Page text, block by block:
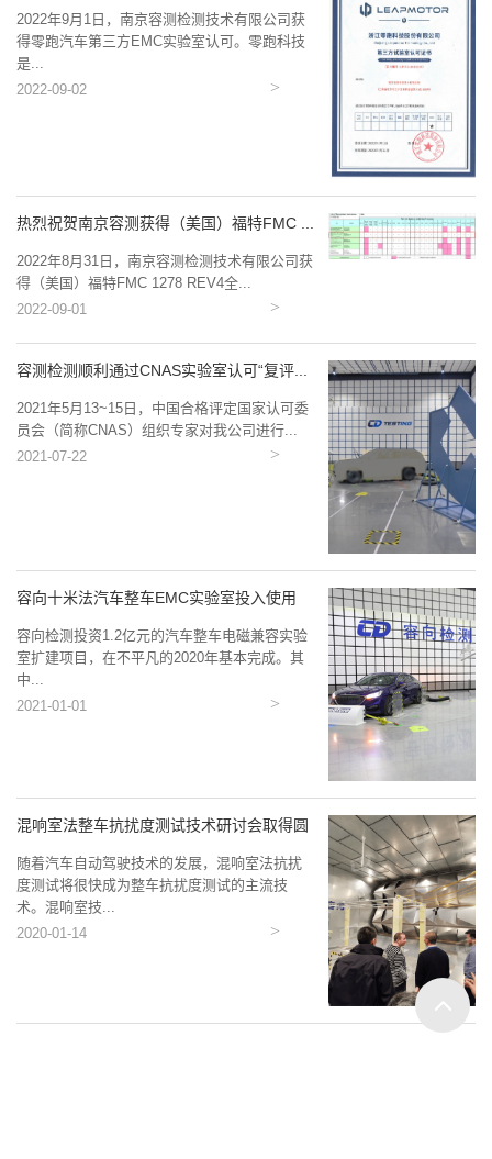
2022年9月1日，南京容测检测技术有限公司获
得零跑汽车第三方EMC实验室认可。零跑科技
是...
2022-09-02
热烈祝贺南京容测获得（美国）福特FMC ...
2022年8月31日，南京容测检测技术有限公司获
得（美国）福特FMC 1278 REV4全...
2022-09-01
容测检测顺利通过CNAS实验室认可“复评...
2021年5月13~15日，中国合格评定国家认可委
员会（简称CNAS）组织专家对我公司进行...
2021-07-22
容向十米法汽车整车EMC实验室投入使用
容向检测投资1.2亿元的汽车整车电磁兼容实验
室扩建项目，在不平凡的2020年基本完成。其
中...
2021-01-01
混响室法整车抗扰度测试技术研讨会取得圆
随着汽车自动驾驶技术的发展，混响室法抗扰
度测试将很快成为整车抗扰度测试的主流技
术。混响室技...
2020-01-14